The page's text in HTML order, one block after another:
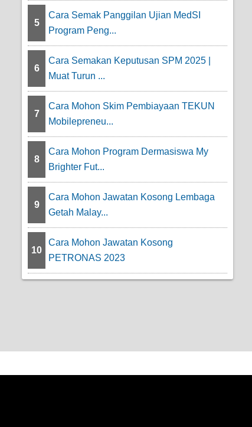
5
Cara Semak Panggilan Ujian MedSI
Program Peng...
6
Cara Semakan Keputusan SPM 2025 |
Muat Turun ...
7
Cara Mohon Skim Pembiayaan TEKUN
Mobilepreneu...
8
Cara Mohon Program Dermasiswa My
Brighter Fut...
9
Cara Mohon Jawatan Kosong Lembaga
Getah Malay...
10
Cara Mohon Jawatan Kosong
PETRONAS 2023